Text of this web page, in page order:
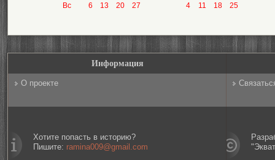
Вс
6
13 20 27
4
11 18 25
Информация
О проекте
Хотите попасть в историю?
Пишите: ramina009@gmail.com